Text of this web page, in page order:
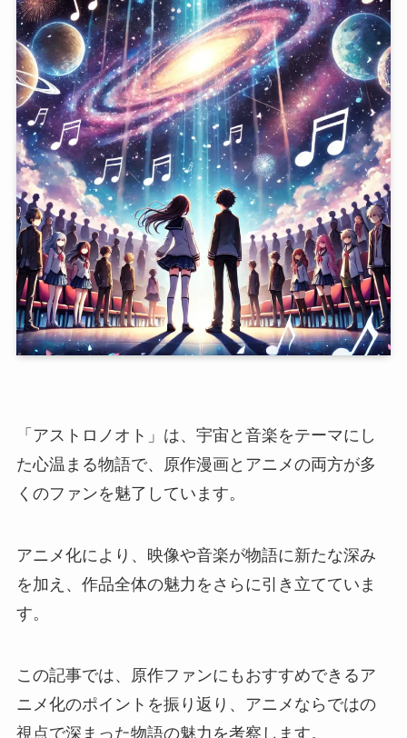
「アストロノオト」は、宇宙と音楽をテーマにし
た心温まる物語で、原作漫画とアニメの両方が多
くのファンを魅了しています。
アニメ化により、映像や音楽が物語に新たな深み
を加え、作品全体の魅力をさらに引き立てていま
す。
この記事では、原作ファンにもおすすめできるア
ニメ化のポイントを振り返り、アニメならではの
視点で深まった物語の魅力を考察します。